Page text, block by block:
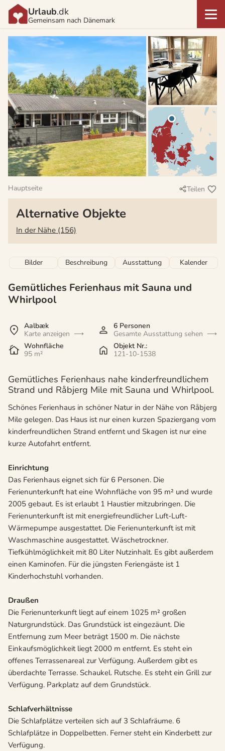
Urlaub.dk
Gemeinsam nach Dänemark
Hauptseite Teilen
Alternative Objekte
In der Nähe (156)
Bilder Beschreibung Ausstattung Kalender
Gemütliches Ferienhaus mit Sauna und
Whirlpool
Aalbæk
Karte anzeigen
6 Personen
Gesamte Ausstattung sehen
Wohnfläche
95 m²
Objekt Nr.:
121-10-1538
Gemütliches Ferienhaus nahe kinderfreundlichem
Strand und Råbjerg Mile mit Sauna und Whirlpool.
Schönes Ferienhaus in schöner Natur in der Nähe von Råbjerg
Mile gelegen. Das Haus ist nur einen kurzen Spaziergang vom
kinderfreundlichen Strand entfernt und Skagen ist nur eine
kurze Autofahrt entfernt.
Einrichtung
Das Ferienhaus eignet sich für 6 Personen. Die
Ferienunterkunft hat eine Wohnfläche von 95 m² und wurde
2005 gebaut. Es ist erlaubt 1 Haustier mitzubringen. Die
Ferienunterkunft ist mit energiefreundlicher Luft-Luft-
Wärmepumpe ausgestattet. Die Ferienunterkunft ist mit
Waschmaschine ausgestattet. Wäschetrockner.
Tiefkühlmöglichkeit mit 80 Liter Nutzinhalt. Es gibt außerdem
einen Kaminofen. Für die jüngsten Feriengäste ist 1
Kinderhochstuhl vorhanden.
Draußen
Die Ferienunterkunft liegt auf einem 1025 m² großen
Naturgrundstück. Das Grundstück ist eingezäunt. Die
Entfernung zum Meer beträgt 1500 m. Die nächste
Einkaufsmöglichkeit liegt 2000 m entfernt. Es steht ein
offenes Terrassenareal zur Verfügung. Außerdem gibt es
überdachte Terrasse. Schaukel. Rutsche. Es steht ein Grill zur
Verfügung. Parkplatz auf dem Grundstück.
Schlafverhältnisse
Die Schlafplätze verteilen sich auf 3 Schlafräume. 6
Schlafplätze in Doppelbetten. Ferner steht ein Kinderbett zur
Verfügung.